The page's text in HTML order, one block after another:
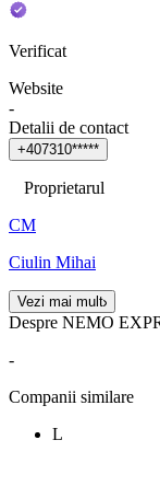
Verificat
Website
-
Detalii de contact
+40731 0*****
Proprietarul
CM
Ciulin Mihai
Vezi mai mult
Despre NEMO
-
Companii similare
L